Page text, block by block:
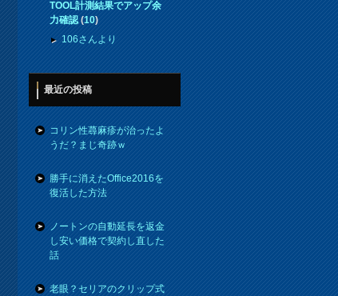
TOOL計測結果でアップ余
力確認(10)
106さんより
最近の投稿
コリン性蕁麻疹が治ったよ
うだ？まじ奇跡ｗ
勝手に消えたOffice2016を
復活した方法
ノートンの自動延長を返金
し安い価格で契約し直した
話
老眼？セリアのクリップ式